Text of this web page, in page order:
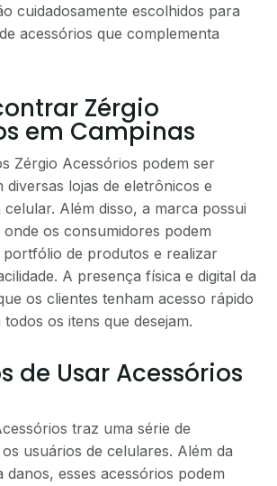
cuidadosamente escolhidos para
acessórios que complementa
Zérgio
em Campinas
Zérgio Acessórios podem ser
diversas lojas de eletrônicos e
Além disso, a marca possui
os consumidores podem
de produtos e realizar
A presença física e digital da
os clientes tenham acesso rápido
os itens que desejam.
de Usar Acessórios
traz uma série de
usuários de celulares. Além da
esses acessórios podem